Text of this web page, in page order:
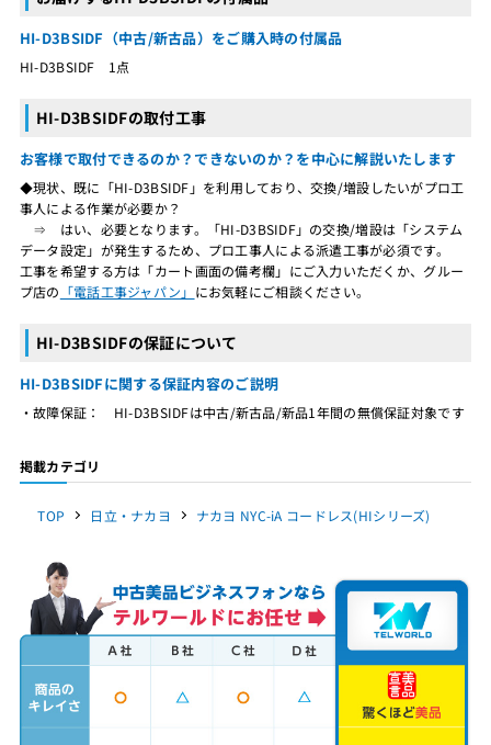
HI-D3BSIDF（中古/新古品）をご購入時の付属品
HI-D3BSIDF 1点
HI-D3BSIDFの取付工事
お客様で取付できるのか？できないのか？を中心に解説いたします
◆現状、既に「HI-D3BSIDF」を利用しており、交換/増設したいがプロ工
事人による作業が必要か？
⇒ はい、必要となります。「HI-D3BSIDF」の交換/増設は「システム
データ設定」が発生するため、プロ工事人による派遣工事が必須です。
工事を希望する方は「カート画面の備考欄」にご入力いただくか、グルー
プ店の 「電話工事ジャパン」 にお気軽にご相談ください。
HI-D3BSIDFの保証について
HI-D3BSIDFに関する保証内容のご説明
・故障保証： HI-D3BSIDFは中古/新古品/新品1年間の無償保証対象です
掲載カテゴリ
TOP 日立・ナカヨ ナカヨ NYC-iA コードレス(HIシリーズ)